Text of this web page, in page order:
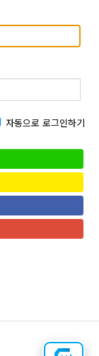
자동으로 로그인하기